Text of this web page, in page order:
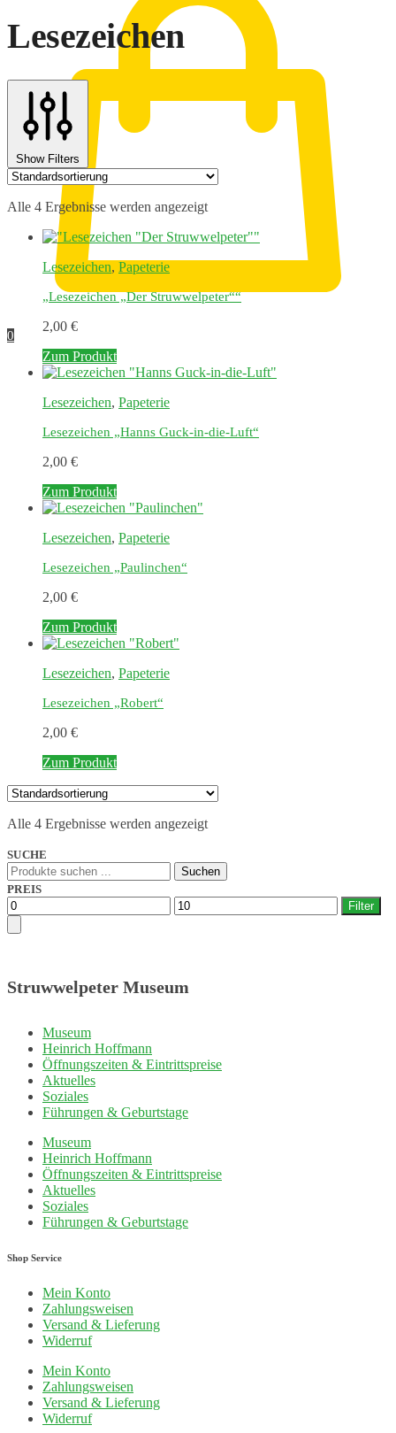
0
Lesezeichen
Show Filters
Alle 4 Ergebnisse werden angezeigt
Lesezeichen, Papeterie
„Lesezeichen „Der Struwwelpeter““
2,00 €
Zum Produkt
Lesezeichen, Papeterie
Lesezeichen „Hanns Guck-in-die-Luft“
2,00 €
Zum Produkt
Lesezeichen, Papeterie
Lesezeichen „Paulinchen“
2,00 €
Zum Produkt
Lesezeichen, Papeterie
Lesezeichen „Robert“
2,00 €
Zum Produkt
Alle 4 Ergebnisse werden angezeigt
SUCHE
Suchen
nach:
Suchen
PREIS
Min.
Preis
Max.
Preis
Filter
Struwwelpeter Museum
Museum
Heinrich Hoffmann
Öffnungszeiten & Eintrittspreise
Aktuelles
Soziales
Führungen & Geburtstage
Museum
Heinrich Hoffmann
Öffnungszeiten & Eintrittspreise
Aktuelles
Soziales
Führungen & Geburtstage
Shop Service
Mein Konto
Zahlungsweisen
Versand & Lieferung
Widerruf
Mein Konto
Zahlungsweisen
Versand & Lieferung
Widerruf